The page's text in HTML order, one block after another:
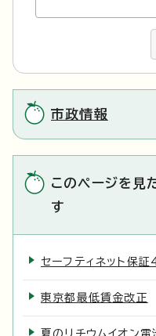
市政情報
このページを見
す
セーフティネット保
東京都最低賃金改正
夏のリチウムイオン